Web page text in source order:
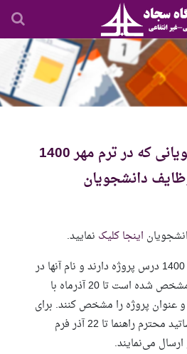
فهرست نهایی دانشجویانی که در ترم مهر 1400
دانشجویان
اینجا کلیک نمایید.
دانشجویانی که در ترم مهر 1400 درس پروژه دارند و نام آن­ها در
فایل پیوست با رنگ قرمز مشخص شده است تا 20 آذرماه با
و عنوان پروژه را مشخص کنند. برای
این دسته از دانشجویان اساتید محترم راهنما تا 22 آذر فرم
می‌نمایند.